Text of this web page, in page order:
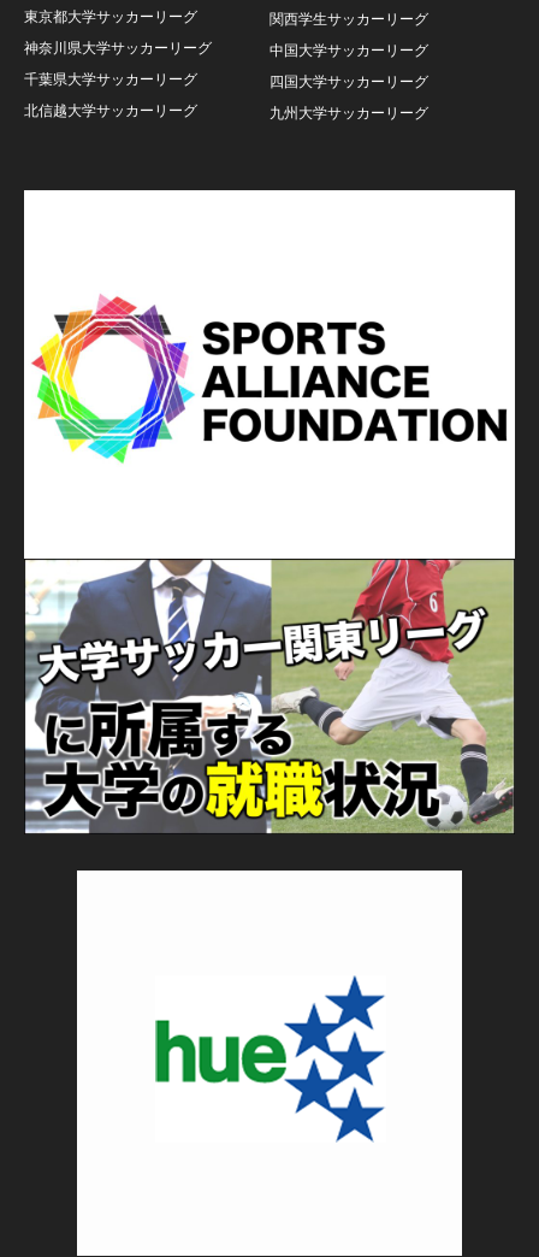
東京都大学サッカーリーグ
神奈川県大学サッカーリーグ
千葉県大学サッカーリーグ
北信越大学サッカーリーグ
関西学生サッカーリーグ
中国大学サッカーリーグ
四国大学サッカーリーグ
九州大学サッカーリーグ